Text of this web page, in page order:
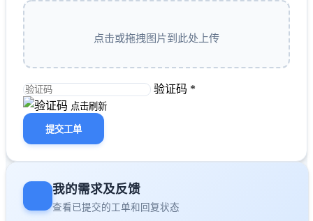
点击或拖拽图片到此处上传
验证码 *
点击刷新
提交工单
我的需求及反馈
查看已提交的工单和回复状态